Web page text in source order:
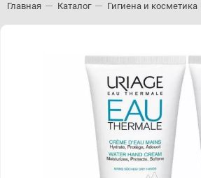
Главная Каталог Гигиена и косметика